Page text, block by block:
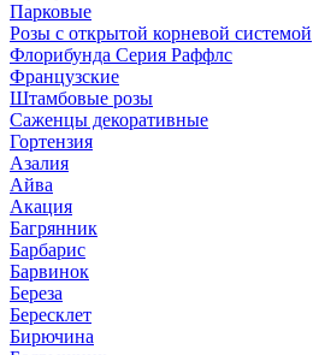
Парковые
Розы с открытой корневой системой
Флорибунда Серия Раффлс
Французские
Штамбовые розы
Саженцы декоративные
Гортензия
Азалия
Айва
Акация
Багрянник
Барбарис
Барвинок
Береза
Бересклет
Бирючина